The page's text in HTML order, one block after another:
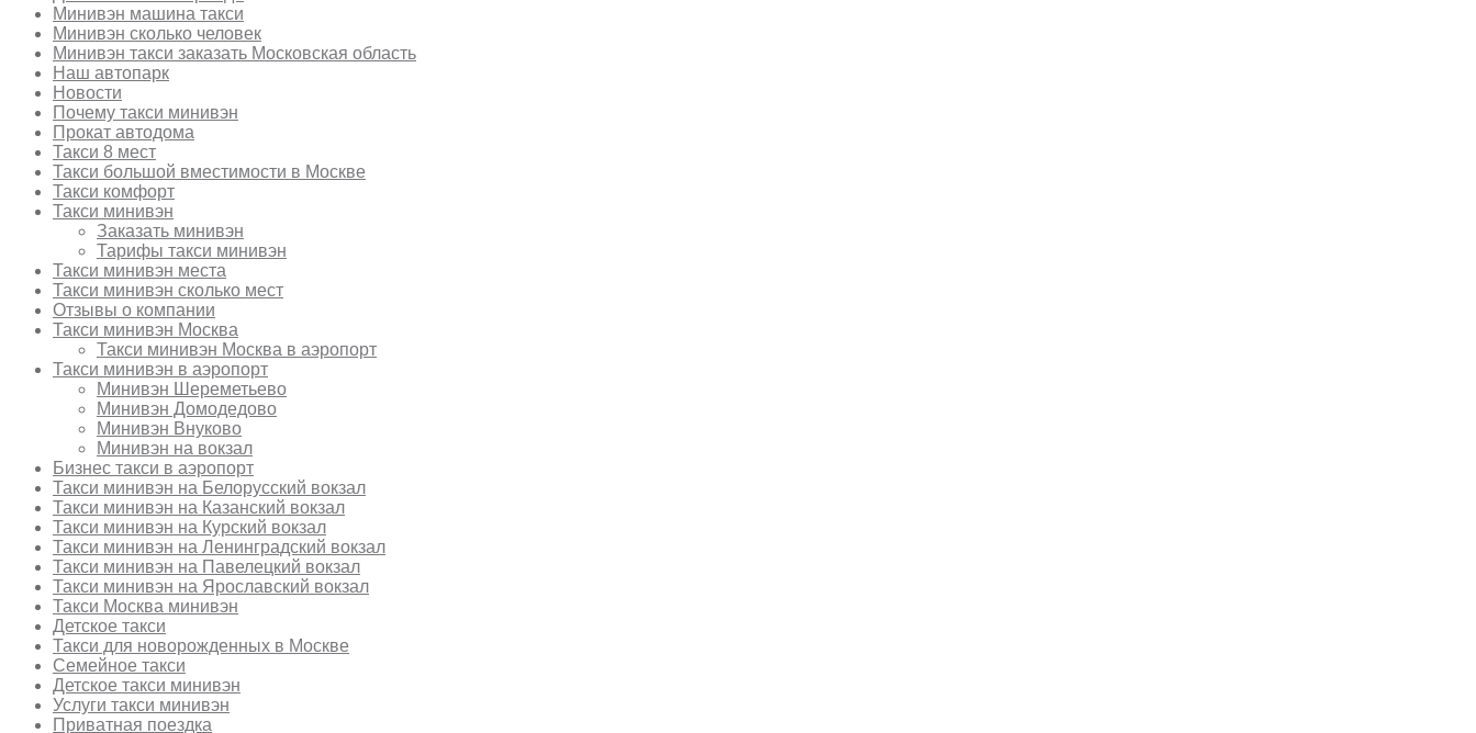
Минивэн машина такси
Минивэн сколько человек
Минивэн такси заказать Московская область
Наш автопарк
Новости
Почему такси минивэн
Прокат автодома
Такси 8 мест
Такси большой вместимости в Москве
Такси комфорт
Такси минивэн
Заказать минивэн
Тарифы такси минивэн
Такси минивэн места
Такси минивэн сколько мест
Отзывы о компании
Такси минивэн Москва
Такси минивэн Москва в аэропорт
Такси минивэн в аэропорт
Минивэн Шереметьево
Минивэн Домодедово
Минивэн Внуково
Минивэн на вокзал
Бизнес такси в аэропорт
Такси минивэн на Белорусский вокзал
Такси минивэн на Казанский вокзал
Такси минивэн на Курский вокзал
Такси минивэн на Ленинградский вокзал
Такси минивэн на Павелецкий вокзал
Такси минивэн на Ярославский вокзал
Такси Москва минивэн
Детское такси
Такси для новорожденных в Москве
Семейное такси
Детское такси минивэн
Услуги такси минивэн
Приватная поездка